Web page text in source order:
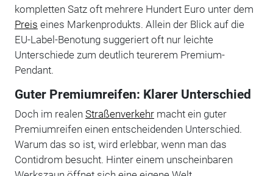
kompletten Satz oft mehrere Hundert Euro unter dem
Preis eines Markenprodukts. Allein der Blick auf die
EU-Label-Benotung suggeriert oft nur leichte
Unterschiede zum deutlich teurerem Premium-
Pendant.
Guter Premiumreifen: Klarer Unterschied
Doch im realen Straßenverkehrmacht ein guter
Premiumreifen einen entscheidenden Unterschied.
Warum das so ist, wird erlebbar, wenn man das
Contidrom besucht. Hinter einem unscheinbaren